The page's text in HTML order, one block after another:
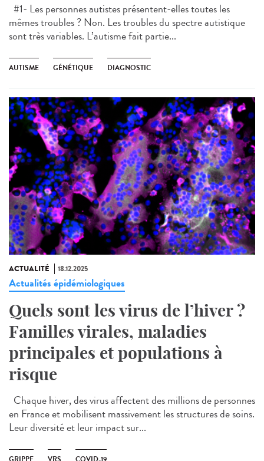
#1- Les personnes autistes présentent-elles toutes les
mêmes troubles ? Non. Les troubles du spectre autistique
sont très variables. L’autisme fait partie...
AUTISME GÉNÉTIQUE DIAGNOSTIC
ACTUALITÉ 18.12.2025
Actualités épidémiologiques
Quels sont les virus de l’hiver ?
Familles virales, maladies
principales et populations à
risque
Chaque hiver, des virus affectent des millions de personnes
en France et mobilisent massivement les structures de soins.
Leur diversité et leur impact sur...